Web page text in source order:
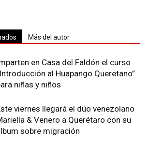
Más del autor
en Casa del Faldón el curso
al Huapango Queretano”
niñas y niños
viernes llegará el dúo venezolano
& Venero a Querétaro con su
sobre migración